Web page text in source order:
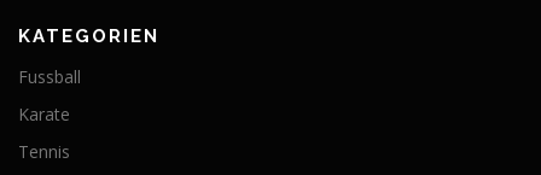
KATEGORIEN
Fussball
Karate
Tennis